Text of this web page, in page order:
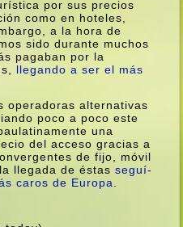
por sus precios
como en hoteles,
a la hora de
sido durante muchos
pagaban por la
llegando a ser el más
operadoras alternativas
poco a poco este
una
del acceso gracias a
de fijo, móvil
llegada de éstasseguí­
caros de Europa